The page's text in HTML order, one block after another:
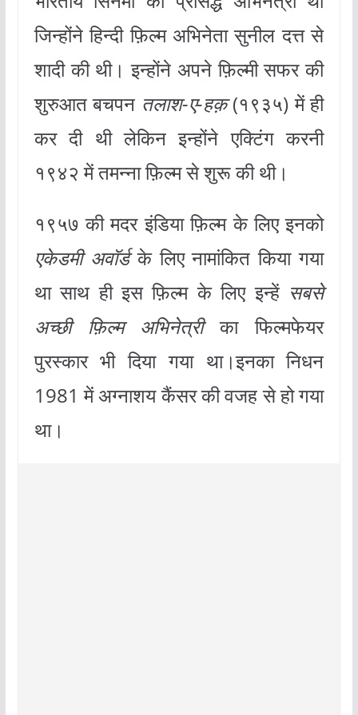
जिन्होंने हिन्दी फ़िल्म अभिनेता सुनील दत्त से
शादी की थी। इन्होंने अपने फ़िल्मी सफर की
शुरुआत बचपन तलाश-ए-हक़(१९३५) में ही
कर दी थी लेकिन इन्होंने एक्टिंग करनी
१९४२ में तमन्ना फ़िल्म से शुरू की थी।
१९५७ की मदर इंडिया फ़िल्म के लिए इनको
एकेडमी अवॉर्डके लिए नामांकित किया गया
था साथ ही इस फ़िल्म के लिए इन्हें सबसे
अच्छी फ़िल्म अभिनेत्रीका फिल्मफेयर
पुरस्कार भी दिया गया था।इनका निधन
1981 में अग्नाशय कैंसर की वजह से हो गया
था।